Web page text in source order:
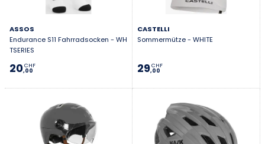
ASSOS
Endurance S11 Fahrradsocken - WH
TSERIES
20,00
CHF
CASTELLI
Sommermütze - WHITE
29,00
CHF